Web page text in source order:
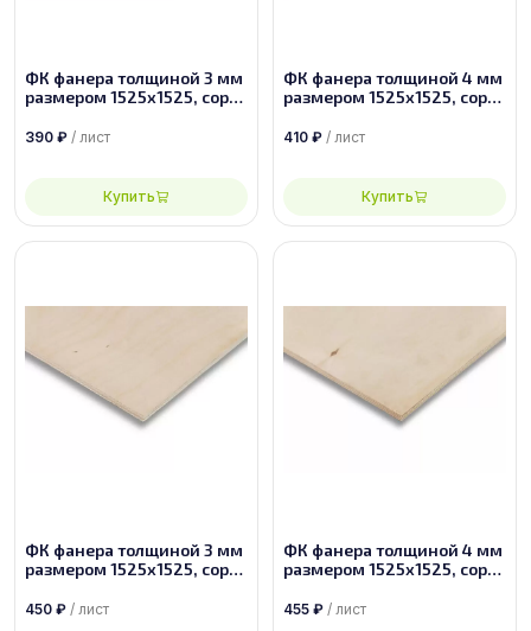
ФК фанера толщиной 3 мм
размером 1525х1525, сорт
390 ₽ / лист
Купить
ФК фанера толщиной 4 мм
размером 1525х1525, сорт
410 ₽ / лист
Купить
ФК фанера толщиной 3 мм
размером 1525х1525, сорт
450 ₽ / лист
ФК фанера толщиной 4 мм
размером 1525х1525, сорт
455 ₽ / лист